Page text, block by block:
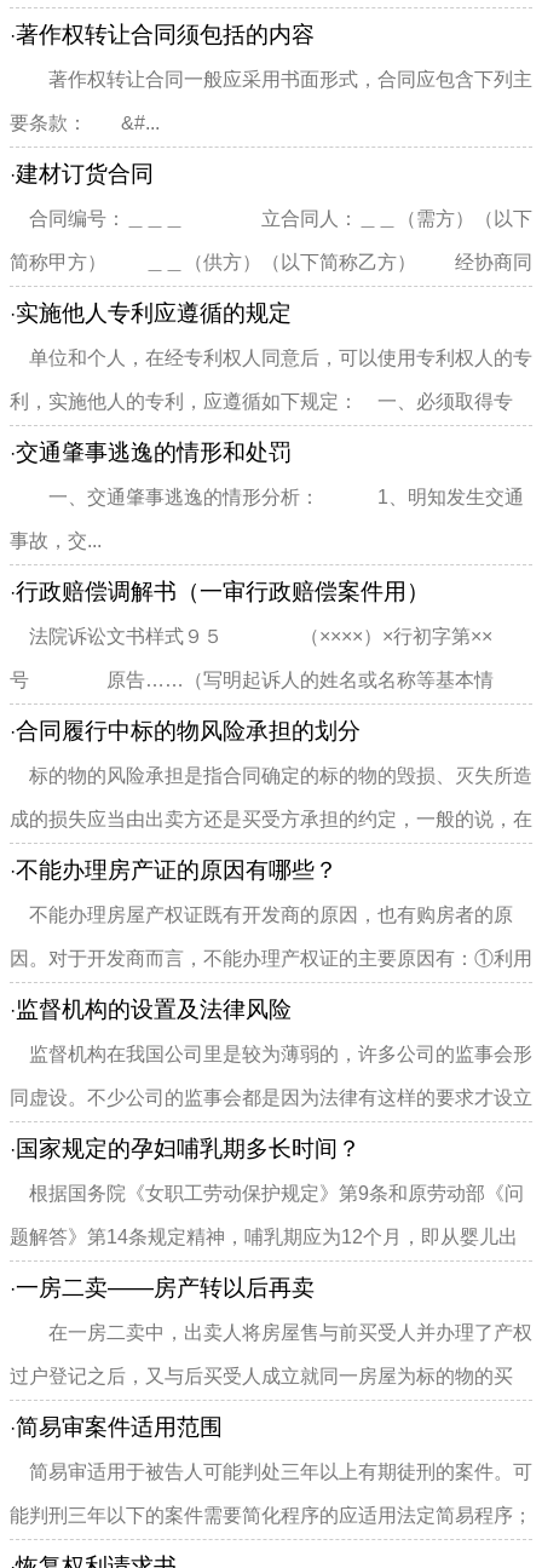
务；项目融资业务；创业资本投资业务等。1、作为中介机构
以财务顾问身份为收购方...
·著作权转让合同须包括的内容
著作权转让合同一般应采用书面形式，合同应包含下列主
要条款： &#...
·建材订货合同
合同编号：＿＿＿ 立合同人：＿＿（需方）（以下
简称甲方） ＿＿（供方）（以下简称乙方） 经协商同
意，根据中华人民共和国...
·实施他人专利应遵循的规定
单位和个人，在经专利权人同意后，可以使用专利权人的专
利，实施他人的专利，应遵循如下规定： 一、必须取得专
利...
·交通肇事逃逸的情形和处罚
一、交通肇事逃逸的情形分析： 1、明知发生交通
事故，交...
·行政赔偿调解书（一审行政赔偿案件用）
法院诉讼文书样式９５ （××××）×行初字第××
号 原告……（写明起诉人的姓名或名称等基本情
况）。 被告……（写...
·合同履行中标的物风险承担的划分
标的物的风险承担是指合同确定的标的物的毁损、灭失所造
成的损失应当由出卖方还是买受方承担的约定，一般的说，在
标的物交付之前所发生的...
·不能办理房产证的原因有哪些？
不能办理房屋产权证既有开发商的原因，也有购房者的原
因。对于开发商而言，不能办理产权证的主要原因有：①利用
集体所有土地开发的项目。...
·监督机构的设置及法律风险
监督机构在我国公司里是较为薄弱的，许多公司的监事会形
同虚设。不少公司的监事会都是因为法律有这样的要求才设立
的，并没有真正起到监督...
·国家规定的孕妇哺乳期多长时间？
根据国务院《女职工劳动保护规定》第9条和原劳动部《问
题解答》第14条规定精神，哺乳期应为12个月，即从婴儿出
生之日起至满1周岁。哺乳假...
·一房二卖——房产转以后再卖
在一房二卖中，出卖人将房屋售与前买受人并办理了产权
过户登记之后，又与后买受人成立就同一房屋为标的物的买
卖...
·简易审案件适用范围
简易审适用于被告人可能判处三年以上有期徒刑的案件。可
能判刑三年以下的案件需要简化程序的应适用法定简易程序；
可能判处无期徒刑和死刑...